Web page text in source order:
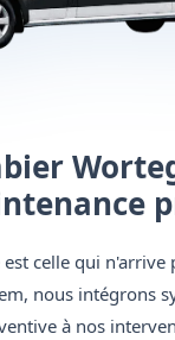
celle qui n'arrive
nous intégrons
à nos